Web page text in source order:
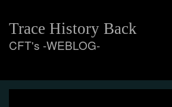
content
Trace History Back
CFT's -WEBLOG-